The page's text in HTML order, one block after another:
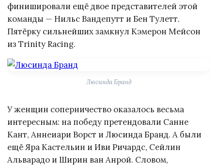
финишировали ещё двое представителей этой
команды — Нильс Вандепутт и Бен Тулетт.
Пятёрку сильнейших замкнул Кэмерон Мейсон
из Trinity Racing.
Люсинда Бранд
У женщин соперничество оказалось весьма
интересным: на победу претендовали Санне
Кант, Аннеиари Ворст и Люсинда Бранд. А были
ещё Яра Кастельин и Иви Ричардс, Сейлин
Альварадо и Ширин ван Анрой. Словом,